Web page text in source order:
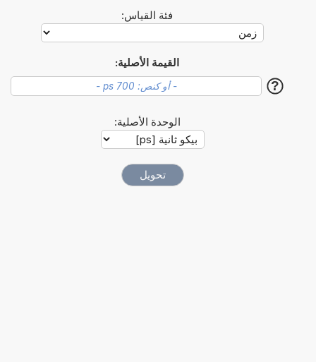
فئة القياس:
القيمة الأصلية:
?
الوحدة الأصلية: